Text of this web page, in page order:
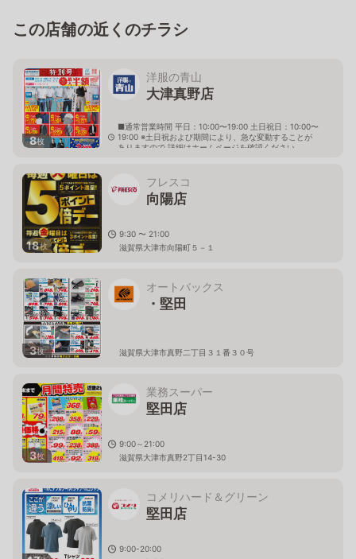
この店舗の近くのチラシ
8枚
洋服の青山
大津真野店
■通常営業時間 平日：10:00〜19:00 土日祝日：10:00〜
19:00 ※土日祝および期間により、急な変動することが
ありますので 詳細はホームページを確認ください
18枚
フレスコ
向陽店
9:30 〜 21:00
滋賀県大津市向陽町５－１
3枚
オートバックス
・堅田
滋賀県大津市真野二丁目３１番３０号
3枚
業務スーパー
堅田店
9:00～21:00
滋賀県大津市真野2丁目14-30
コメリハード＆グリーン
堅田店
9:00-20:00